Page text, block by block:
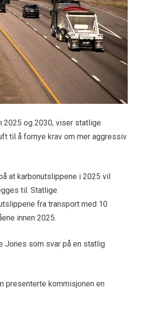
2025 og 2030, viser statlige
til å fornye krav om mer aggressiv
at karbonutslippene i 2025 vil
til. Statlige
fra transport med 10
innen 2025.
Jones som svar på en statlig
presenterte kommisjonen en